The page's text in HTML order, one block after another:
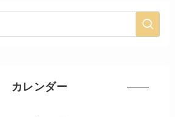
カレンダー